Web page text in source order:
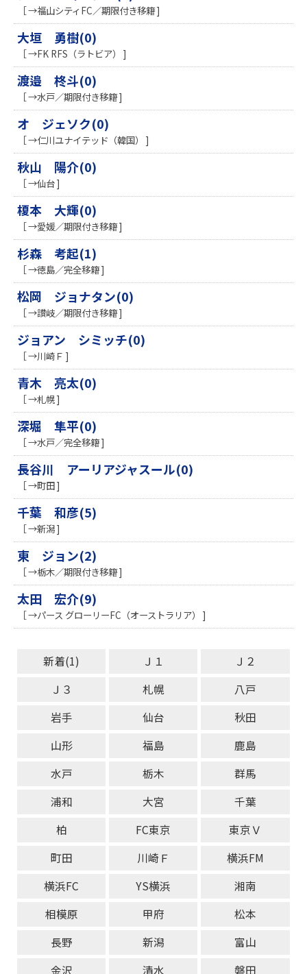
［ →福山シティFC／期限付き移籍 ]
大垣 勇樹(0)
［ →FK RFS（ラトビア） ]
渡邉 柊斗(0)
［ →水戸／期限付き移籍 ]
オ ジェソク(0)
［ →仁川ユナイテッド（韓国） ]
秋山 陽介(0)
［ →仙台 ]
榎本 大輝(0)
［ →愛媛／期限付き移籍 ]
杉森 考起(1)
［ →徳島／完全移籍 ]
松岡 ジョナタン(0)
［ →讃岐／期限付き移籍 ]
ジョアン シミッチ(0)
［ →川崎Ｆ ]
青木 亮太(0)
［ →札幌 ]
深堀 隼平(0)
［ →水戸／完全移籍 ]
長谷川 アーリアジャスール(0)
［ →町田 ]
千葉 和彦(5)
［ →新潟 ]
東 ジョン(2)
［ →栃木／期限付き移籍 ]
太田 宏介(9)
［ →パース グローリーFC（オーストラリア） ]
新着(1) Ｊ１
Ｊ２
Ｊ３
札幌
八戸
岩手
仙台
秋田
山形
福島
鹿島
水戸
栃木
群馬
浦和
大宮
千葉
柏
FC東京
東京Ｖ
町田
川崎Ｆ
横浜FM
横浜FC
YS横浜
湘南
相模原
甲府
松本
長野
新潟
富山
金沢
清水
磐田